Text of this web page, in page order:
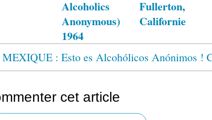
Alcoholics
Anonymous)
1964
Fullerton,
Californie
cet article